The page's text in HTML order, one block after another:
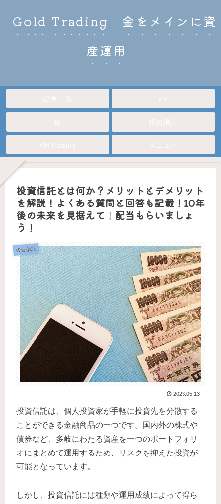
Gold Trading 金をメインに資
産運用
投資信託とは何か？メリットとデメリット
を解説！よくある質問と回答も記載！10年
後の未来を見据えて！配当もらいましょ
う！
投資信託
2023.05.13
投資信託は、個人投資家が手軽に投資先を分散する
ことができる金融商品の一つです。国内外の株式や
債券など、多岐にわたる資産を一つのポートフォリ
オにまとめて運用するため、リスクを抑えた投資が
可能となっています。
しかし、投資信託には種類や運用成績によって得ら